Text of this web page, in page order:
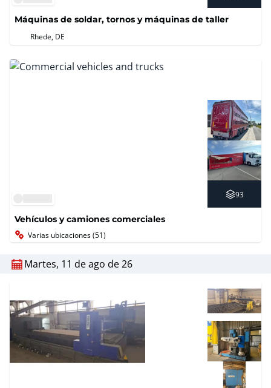
Máquinas de soldar, tornos y máquinas de taller
Rhede, DE
93
Vehículos y camiones comerciales
Varias ubicaciones (51)
Martes, 11 de ago de 26